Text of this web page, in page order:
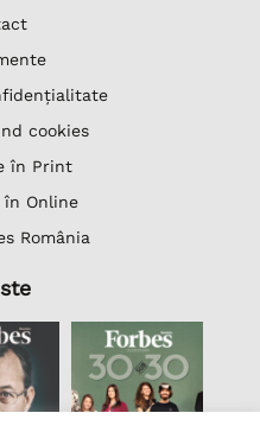
cookies
în Print
Online
România